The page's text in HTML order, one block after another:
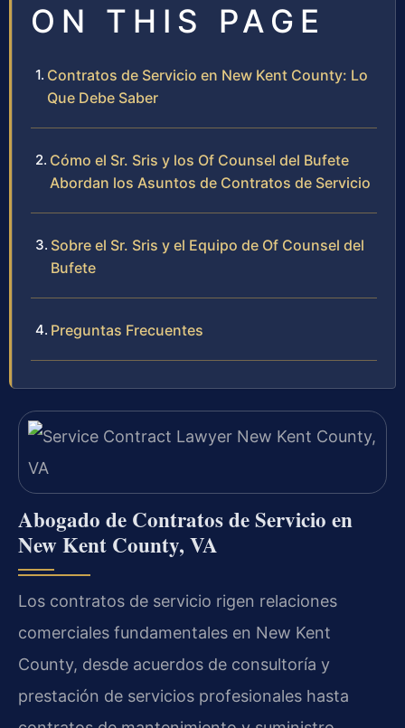
ON THIS PAGE
Contratos de Servicio en New Kent County: Lo
Que Debe Saber
Cómo el Sr. Sris y los Of Counsel del Bufete
Abordan los Asuntos de Contratos de Servicio
Sobre el Sr. Sris y el Equipo de Of Counsel del
Bufete
Preguntas Frecuentes
Abogado de Contratos de Servicio en
New Kent County, VA
Los contratos de servicio rigen relaciones
comerciales fundamentales en New Kent
County, desde acuerdos de consultoría y
prestación de servicios profesionales hasta